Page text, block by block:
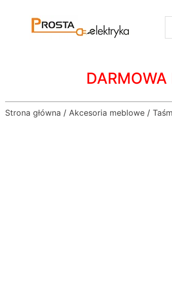
DARMOWA
Strona główna / Akcesoria meblowe /